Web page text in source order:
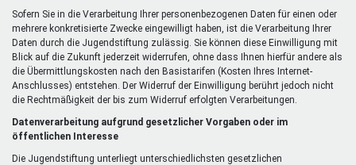
Sofern Sie in die Verarbeitung Ihrer personenbezogenen Daten für einen oder
mehrere konkretisierte Zwecke eingewilligt haben, ist die Verarbeitung Ihrer
Daten durch die Jugendstiftung zulässig. Sie können diese Einwilligung mit
Blick auf die Zukunft jederzeit widerrufen, ohne dass Ihnen hierfür andere als
die Übermittlungskosten nach den Basistarifen (Kosten Ihres Internet-
Anschlusses) entstehen. Der Widerruf der Einwilligung berührt jedoch nicht
die Rechtmäßigkeit der bis zum Widerruf erfolgten Verarbeitungen.
Datenverarbeitung aufgrund gesetzlicher Vorgaben oder im
öffentlichen Interesse
Die Jugendstiftung unterliegt unterschiedlichsten gesetzlichen